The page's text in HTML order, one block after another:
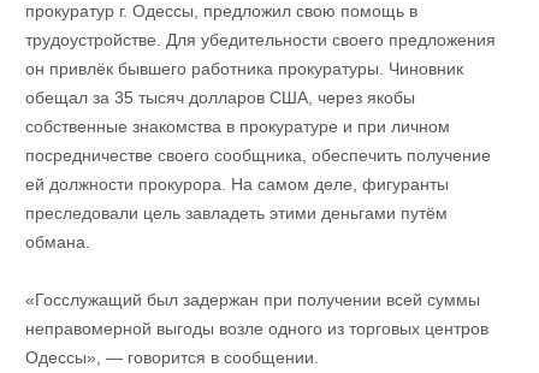
прокуратур г. Одессы, предложил свою помощь в
трудоустройстве. Для убедительности своего предложения
он привлёк бывшего работника прокуратуры. Чиновник
обещал за 35 тысяч долларов США, через якобы
собственные знакомства в прокуратуре и при личном
посредничестве своего сообщника, обеспечить получение
ей должности прокурора. На самом деле, фигуранты
преследовали цель завладеть этими деньгами путём
обмана.
«Госслужащий был задержан при получении всей суммы
неправомерной выгоды возле одного из торговых центров
Одессы», — говорится в сообщении.